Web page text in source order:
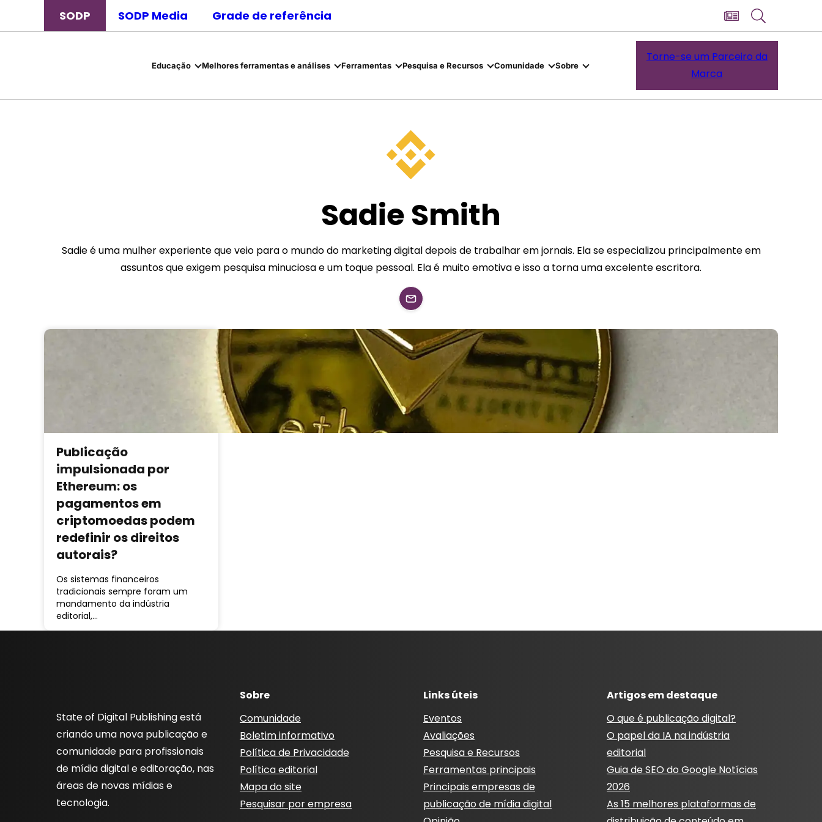
SODP SODP Media Grade de referência
Educação Melhores ferramentas e análises Ferramentas Pesquisa e Recursos Comunidade Sobre
Torne-se um Parceiro da
Marca
Sadie Smith
Sadie é uma mulher experiente que veio para o mundo do marketing digital depois de trabalhar em jornais. Ela se especializou principalmente em
assuntos que exigem pesquisa minuciosa e um toque pessoal. Ela é muito emotiva e isso a torna uma excelente escritora.
Publicação
impulsionada por
Ethereum: os
pagamentos em
criptomoedas podem
redefinir os direitos
autorais?
Os sistemas financeiros
tradicionais sempre foram um
mandamento da indústria
editorial,…
State of Digital Publishing está
criando uma nova publicação e
comunidade para profissionais
de mídia digital e editoração, nas
áreas de novas mídias e
tecnologia.
Sobre
Comunidade
Boletim informativo
Política de Privacidade
Política editorial
Mapa do site
Pesquisar por empresa
Links úteis
Eventos
Avaliações
Pesquisa e Recursos
Ferramentas principais
Principais empresas de
publicação de mídia digital
Artigos em destaque
O que é publicação digital?
O papel da IA ​​na indústria
editorial
Guia de SEO do Google Notícias
2026
As 15 melhores plataformas de